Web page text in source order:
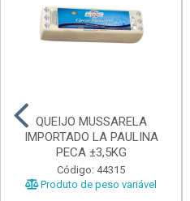
QUEIJO MUSSARELA
IMPORTADO LA PAULINA
PECA ±3,5KG
Código: 44315
Produto de peso variável